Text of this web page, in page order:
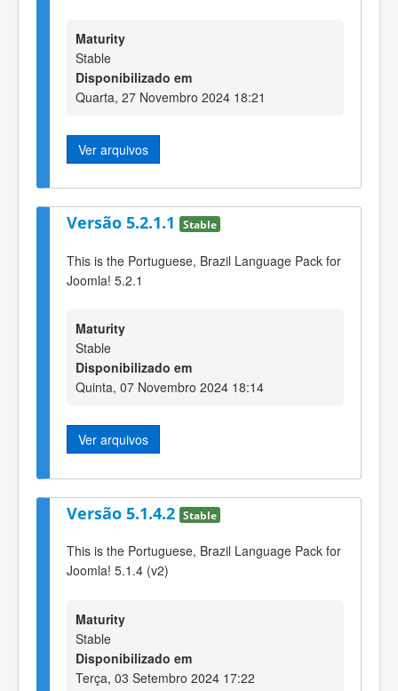
Maturity
Stable
Disponibilizado em
Quarta, 27 Novembro 2024 18:21
Ver arquivos
Versão 5.2.1.1 Stable
This is the Portuguese, Brazil Language Pack for
Joomla! 5.2.1
Maturity
Stable
Disponibilizado em
Quinta, 07 Novembro 2024 18:14
Ver arquivos
Versão 5.1.4.2 Stable
This is the Portuguese, Brazil Language Pack for
Joomla! 5.1.4 (v2)
Maturity
Stable
Disponibilizado em
Terça, 03 Setembro 2024 17:22